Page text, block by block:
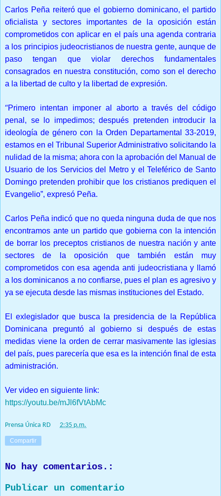
Carlos Peña reiteró que el gobierno dominicano, el partido
oficialista y sectores importantes de la oposición están
comprometidos con aplicar en el país una agenda contraria
a los principios judeocristianos de nuestra gente, aunque de
paso tengan que violar derechos fundamentales
consagrados en nuestra constitución, como son el derecho
a la libertad de culto y la libertad de expresión.
“Primero intentan imponer al aborto a través del código
penal, se lo impedimos; después pretenden introducir la
ideología de género con la Orden Departamental 33-2019,
estamos en el Tribunal Superior Administrativo solicitando la
nulidad de la misma; ahora con la aprobación del Manual de
Usuario de los Servicios del Metro y el Teleférico de Santo
Domingo pretenden prohibir que los cristianos prediquen el
Evangelio”, expresó Peña.
Carlos Peña indicó que no queda ninguna duda de que nos
encontramos ante un partido que gobierna con la intención
de borrar los preceptos cristianos de nuestra nación y ante
sectores de la oposición que también están muy
comprometidos con esa agenda anti judeocristiana y llamó
a los dominicanos a no confiarse, pues el plan es agresivo y
ya se ejecuta desde las mismas instituciones del Estado.
El exlegislador que busca la presidencia de la República
Dominicana preguntó al gobierno si después de estas
medidas viene la orden de cerrar masivamente las iglesias
del país, pues parecería que esa es la intención final de esta
administración.
Ver video en siguiente link:
https://youtu.be/mJl6fVtAbMc
Prensa Única RD 2:35 p.m.
Compartir
No hay comentarios.:
Publicar un comentario